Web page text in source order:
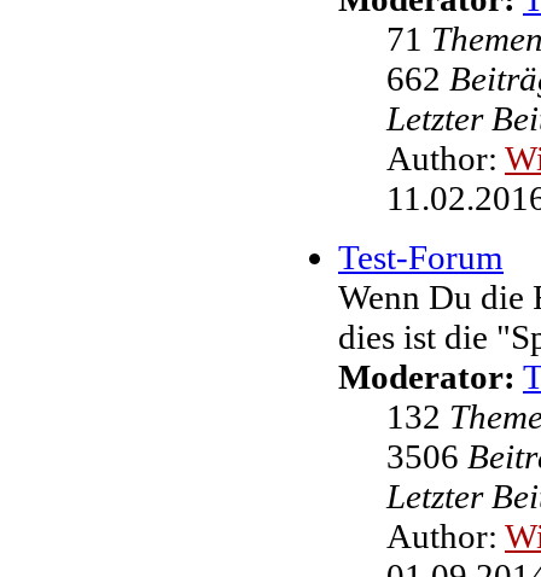
71
662
Letzter
Author:
Test-Forum
Wenn Du die
dies ist die
Moderator:
132
3506
Letzter
Author: